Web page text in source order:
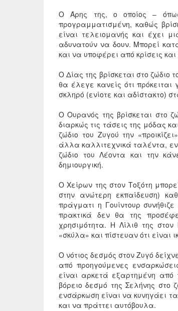
Ο Άρης της, ο οποίος –
προγραμματισμένη, καθώς
είναι τελειομανής και έχει
αδυνατούν να δουν. Μπορεί
και να υποφέρει από κρίσεις
Ο Δίας της βρίσκεται στο ζώδιο
θα έλεγε κανείς ότι
σκληρό (ενίοτε και αδίστακτο)
Ο Ουρανός της βρίσκεται στο
διαρκώς τις τάσεις της μόδας
ζώδιο του Ζυγού την
άλλα καλλιτεχνικά ταλέντα,
ζώδιο του Λέοντα και την
δημιουργική.
Ο Χείρων της στον Τοξότη
στην ανώτερη εκπαίδευση)
πράγματι η Γουίντουρ
πρακτικά δεν θα της
χρησιμότητα. Η Λίλιθ της
«σκύλα» και πίστευαν ότι
Ο νότιος δεσμός στον Ζυγό
από προηγούμενες
είναι αρκετά εξαρτημένη
βόρειο δεσμό της Σελήνης στο
ενσάρκωση είναι να κυνηγάει
και να πράττει αυτόβουλα.